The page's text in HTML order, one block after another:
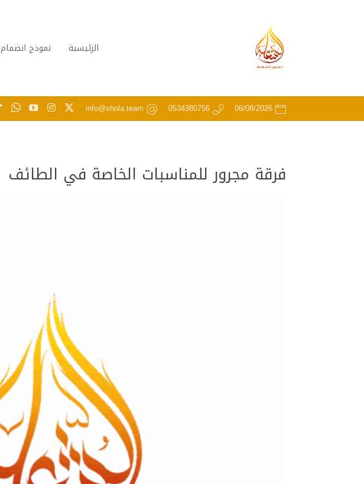
الرئيسية نموذج انضمام
06/08/2026
0534380756
info@shola.team
فرقة مجرور للمناسبات الخاصة في الطائف